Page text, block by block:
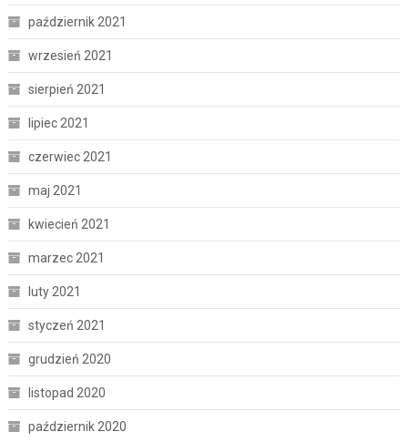
październik 2021
wrzesień 2021
sierpień 2021
lipiec 2021
czerwiec 2021
maj 2021
kwiecień 2021
marzec 2021
luty 2021
styczeń 2021
grudzień 2020
listopad 2020
październik 2020